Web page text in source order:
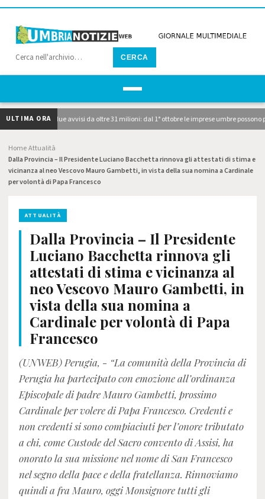
CERCA
ULTIMA ORA
pubblicati i due avvisi da oltre 31 milioni: dal 1° ottobre le imprese umbre possono
HomeAttualità
Dalla Provincia – Il Presidente Luciano Bacchetta rinnova gli attestati di stima e
vicinanza al neo Vescovo Mauro Gambetti, in vista della sua nomina a Cardinale
per volontà di Papa Francesco
ATTUALITÀ
Dalla Provincia – Il Presidente
Luciano Bacchetta rinnova gli
attestati di stima e vicinanza al
neo Vescovo Mauro Gambetti, in
vista della sua nomina a
Cardinale per volontà di Papa
Francesco
(UNWEB) Perugia, - “La comunità della Provincia di
Perugia ha partecipato con emozione all’ordinanza
Episcopale di padre Mauro Gambetti, prossimo
Cardinale per volere di Papa Francesco. Credenti e
non credenti si sono compiaciuti per l’onore tributato
a chi, come Custode del Sacro convento di Assisi, ha
onorato la sua missione nel nome di San Francesco
nel segno della pace e della fratellanza. Rinnoviamo
quindi a fra Mauro, oggi Monsignore tutti gli